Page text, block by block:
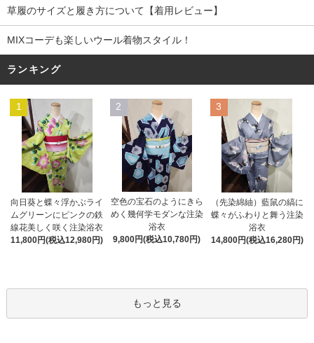
草履のサイズと履き方について【着用レビュー】
MIXコーデも楽しいウール着物スタイル！
ランキング
1
向日葵と蝶々浮かぶライ
ムグリーンにピンクの鉄
線花美しく咲く注染浴衣
11,800円(税込12,980円)
2
空色の宝石のようにきら
めく幾何学モダンな注染
浴衣
9,800円(税込10,780円)
3
（先染綿紬）藍鼠の縞に
蝶々がふわりと舞う注染
浴衣
14,800円(税込16,280円)
もっと見る